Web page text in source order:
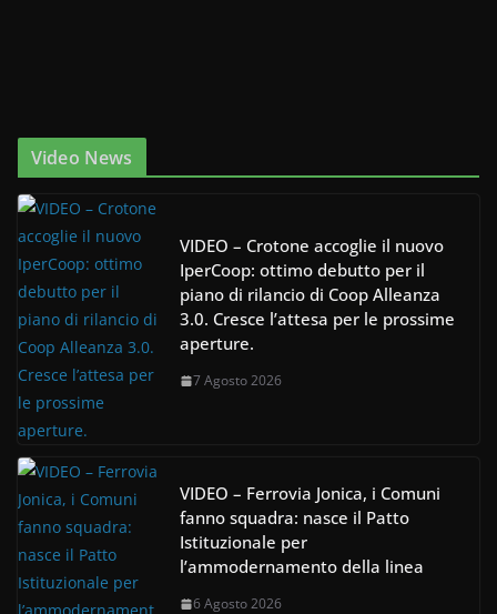
Video News
VIDEO – Crotone accoglie il nuovo
IperCoop: ottimo debutto per il
piano di rilancio di Coop Alleanza
3.0. Cresce l’attesa per le prossime
aperture.
7 Agosto 2026
VIDEO – Ferrovia Jonica, i Comuni
fanno squadra: nasce il Patto
Istituzionale per
l’ammodernamento della linea
6 Agosto 2026